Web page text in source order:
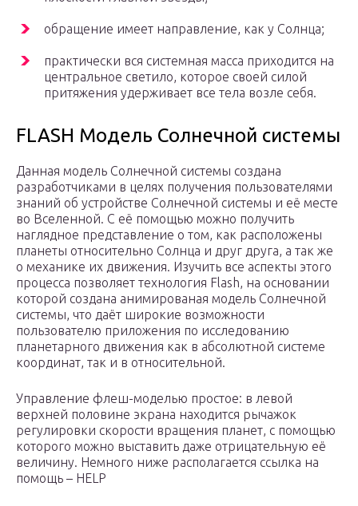
обращение имеет направление, как у Солнца;
практически вся системная масса приходится на
центральное светило, которое своей силой
притяжения удерживает все тела возле себя.
FLASH Модель Солнечной системы
Данная модель Солнечной системы создана
разработчиками в целях получения пользователями
знаний об устройстве Солнечной системы и её месте
во Вселенной. С её помощью можно получить
наглядное представление о том, как расположены
планеты относительно Солнца и друг друга, а так же
о механике их движения. Изучить все аспекты этого
процесса позволяет технология Flash, на основании
которой создана анимированая модель Солнечной
системы, что даёт широкие возможности
пользователю приложения по исследованию
планетарного движения как в абсолютной системе
координат, так и в относительной.
Управление флеш-моделью простое: в левой
верхней половине экрана находится рычажок
регулировки скорости вращения планет, с помощью
которого можно выставить даже отрицательную её
величину. Немного ниже располагается ссылка на
помощь – HELP